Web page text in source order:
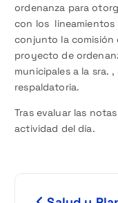
ordenanza para
con los lineamientos
conjunto la comisión
proyecto de
municipales a la sra.
respaldatoria.
Tras evaluar las
actividad del día.